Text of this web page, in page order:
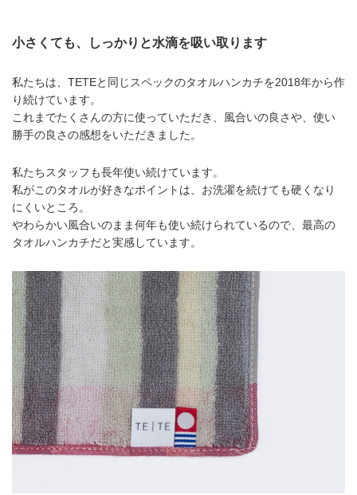
小さくても、しっかりと水滴を吸い取ります
私たちは、TETEと同じスペックのタオルハンカチを2018年から作
り続けています。
これまでたくさんの方に使っていただき、風合いの良さや、使い
勝手の良さの感想をいただきました。
私たちスタッフも長年使い続けています。
私がこのタオルが好きなポイントは、お洗濯を続けても硬くなり
にくいところ。
やわらかい風合いのまま何年も使い続けられているので、最高の
タオルハンカチだと実感しています。